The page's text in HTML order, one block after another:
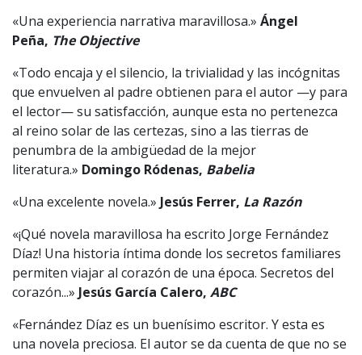
«Una experiencia narrativa maravillosa.» Ángel
Peña, The Objective
«Todo encaja y el silencio, la trivialidad y las incógnitas
que envuelven al padre obtienen para el autor —y para
el lector— su satisfacción, aunque esta no pertenezca
al reino solar de las certezas, sino a las tierras de
penumbra de la ambigüedad de la mejor
literatura.» Domingo Ródenas, Babelia
«Una excelente novela.» Jesús Ferrer, La Razón
«¡Qué novela maravillosa ha escrito Jorge Fernández
Díaz! Una historia íntima donde los secretos familiares
permiten viajar al corazón de una época. Secretos del
corazón...» Jesús García Calero, ABC
«Fernández Díaz es un buenísimo escritor. Y esta es
una novela preciosa. El autor se da cuenta de que no se